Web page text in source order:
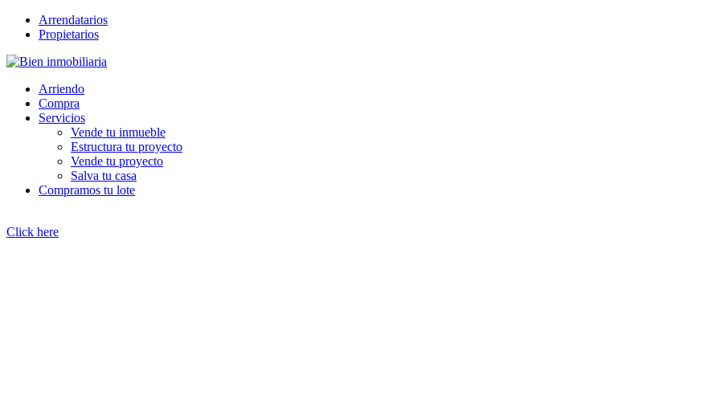
Arrendatarios
Propietarios
Arriendo
Compra
Servicios
Vende tu inmueble
Estructura tu proyecto
Vende tu proyecto
Salva tu casa
Compramos tu lote
Click here